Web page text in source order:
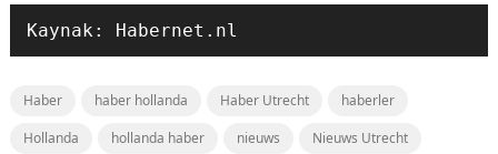
Kaynak: Habernet.nl
Haber haber hollanda Haber Utrecht
haberler
Hollanda
hollanda haber nieuws
Nieuws Utrecht